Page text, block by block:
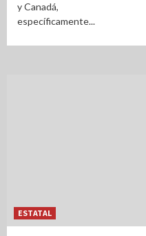
y Canadá,
específicamente...
ESTATAL